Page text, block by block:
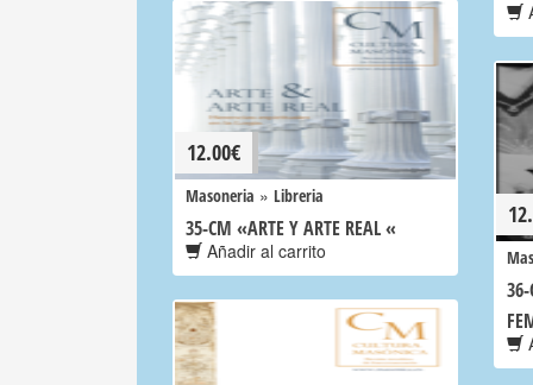
12.00€
Masoneria » Libreria
35-CM «ARTE Y ARTE REAL «
Añadir al carrito